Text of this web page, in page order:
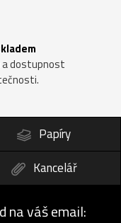
a dostupnost
Papíry
Kancelář
na váš email: